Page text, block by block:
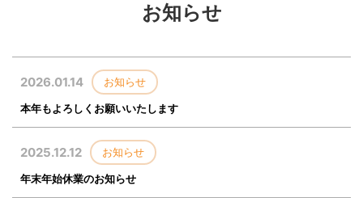
お知らせ
2026.01.14 お知らせ
本年もよろしくお願いいたします
2025.12.12 お知らせ
年末年始休業のお知らせ